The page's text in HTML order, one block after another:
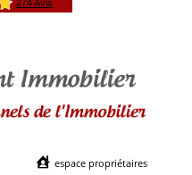
espace propriétaires